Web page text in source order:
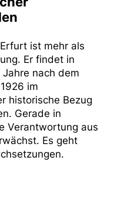
ist mehr als
Er findet in
nach dem
im
historische Bezug
Gerade in
Verantwortung aus
Es geht